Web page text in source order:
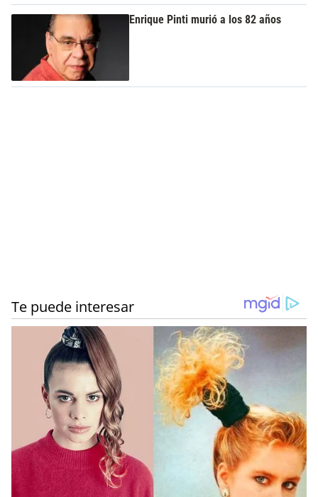
Enrique Pinti murió a los 82 años